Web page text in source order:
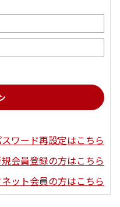
スワード再設定はこちら
会員登録の方はこちら
ット会員の方はこちら